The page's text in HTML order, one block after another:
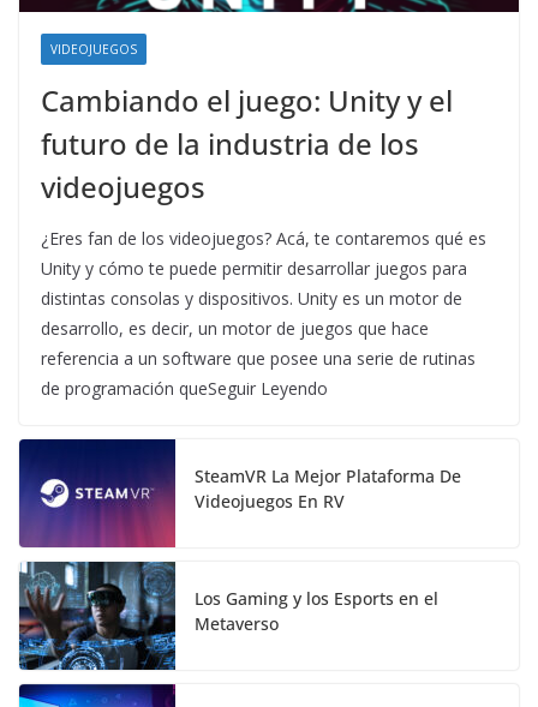
VIDEOJUEGOS
Cambiando el juego: Unity y el
futuro de la industria de los
videojuegos
¿Eres fan de los videojuegos? Acá, te contaremos qué es
Unity y cómo te puede permitir desarrollar juegos para
distintas consolas y dispositivos. Unity es un motor de
desarrollo, es decir, un motor de juegos que hace
referencia a un software que posee una serie de rutinas
de programación queSeguir Leyendo
SteamVR La Mejor Plataforma De
Videojuegos En RV
Los Gaming y los Esports en el
Metaverso